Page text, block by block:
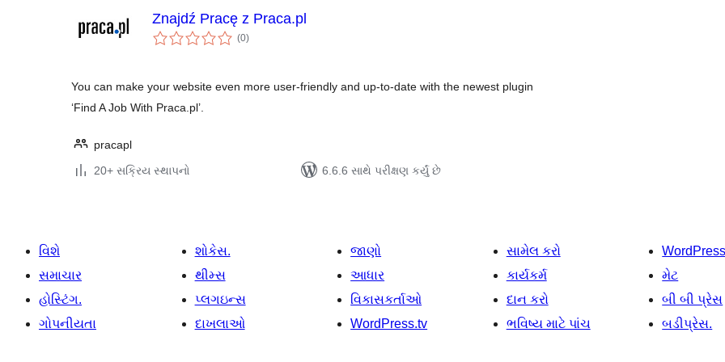
Znajdź Pracę z Praca.pl
(0કુલ
રેટિંગ્સ
)
You can make your website even more user-friendly and up-to-date with the newest plugin
‘Find A Job With Praca.pl’.
pracapl
20+ સક્રિય સ્થાપનો
6.6.6 સાથે પરીક્ષણ કર્યું છે
વિશે
સમાચાર
હોસ્ટિંગ.
ગોપનીયતા
શોકેસ.
થીમ્સ
પ્લગઇન્સ
દાખલાઓ
જાણો
આધાર
વિકાસકર્તાઓ
WordPress.tv
સામેલ કરો
કાર્યકર્મ
દાન કરો
ભવિષ્ય માટે પાંચ
મેટ
બી બી પ્રેસ
બડીપ્રેસ.